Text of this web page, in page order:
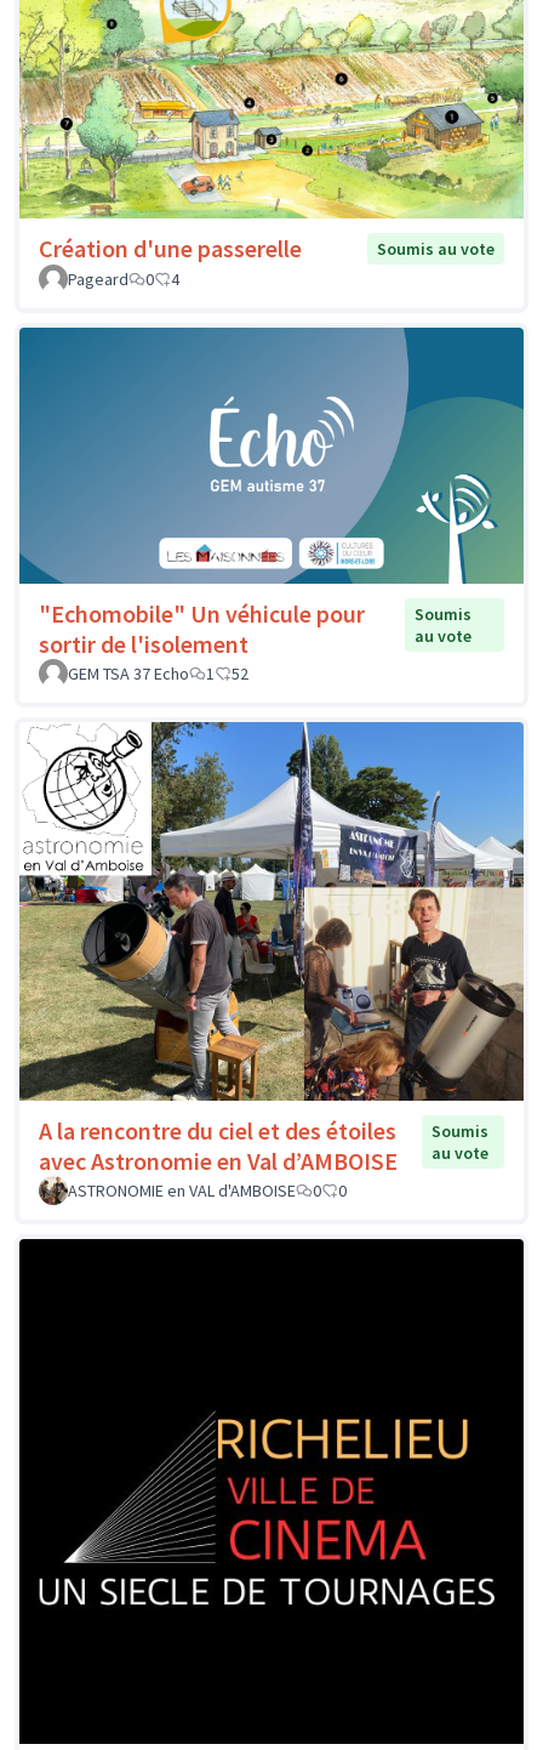
Création d'une passerelle
Soumis au vote
Pageard
0 4
"Echomobile" Un véhicule pour
sortir de l'isolement
Soumis
au vote
GEM TSA 37 Echo
1 52
A la rencontre du ciel et des étoiles
avec Astronomie en Val d’AMBOISE
Soumis
au vote
ASTRONOMIE en VAL d'AMBOISE
0 0